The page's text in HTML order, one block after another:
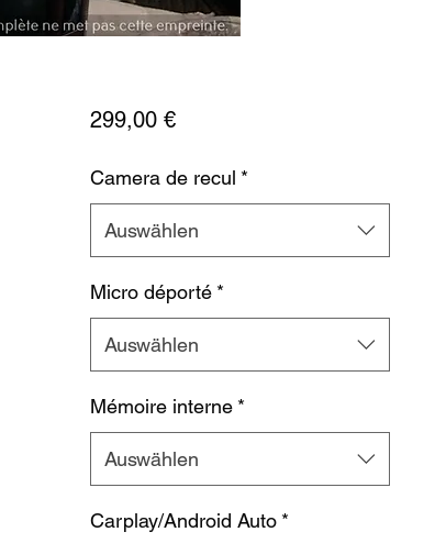
299,00 €Preis
Camera de recul *
Auswählen
Micro déporté *
Auswählen
Mémoire interne *
Auswählen
Carplay/Android Auto *